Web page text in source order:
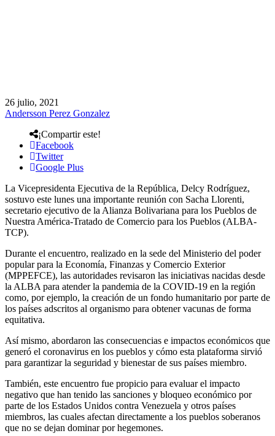
26 julio, 2021
Andersson Perez Gonzalez
¡Compartir este!
Facebook
Twitter
Google Plus
La Vicepresidenta Ejecutiva de la República, Delcy Rodríguez,
sostuvo este lunes una importante reunión con Sacha Llorenti,
secretario ejecutivo de la Alianza Bolivariana para los Pueblos de
Nuestra América-Tratado de Comercio para los Pueblos (ALBA-
TCP).
Durante el encuentro, realizado en la sede del Ministerio del poder
popular para la Economía, Finanzas y Comercio Exterior
(MPPEFCE), las autoridades revisaron las iniciativas nacidas desde
la ALBA para atender la pandemia de la COVID-19 en la región
como, por ejemplo, la creación de un fondo humanitario por parte de
los países adscritos al organismo para obtener vacunas de forma
equitativa.
Así mismo, abordaron las consecuencias e impactos económicos que
generó el coronavirus en los pueblos y cómo esta plataforma sirvió
para garantizar la seguridad y bienestar de sus países miembro.
También, este encuentro fue propicio para evaluar el impacto
negativo que han tenido las sanciones y bloqueo económico por
parte de los Estados Unidos contra Venezuela y otros países
miembros, las cuales afectan directamente a los pueblos soberanos
que no se dejan dominar por hegemones.